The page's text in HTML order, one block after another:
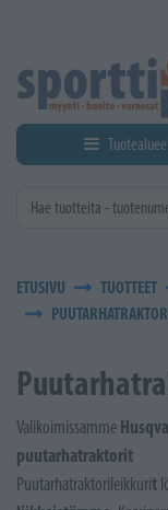
ETUSIVU TUOTTEET
Valikoimissamme
puutarhatraktorit
Puutarhatraktorileikkurit